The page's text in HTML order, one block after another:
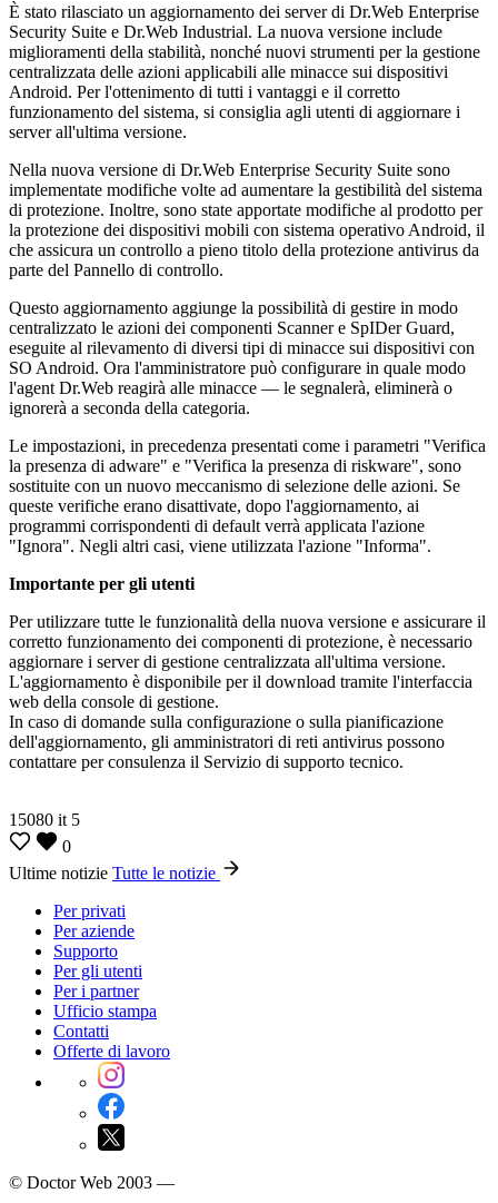
È stato rilasciato un aggiornamento dei server di Dr.Web Enterprise
Security Suite e Dr.Web Industrial. La nuova versione include
miglioramenti della stabilità, nonché nuovi strumenti per la gestione
centralizzata delle azioni applicabili alle minacce sui dispositivi
Android. Per l'ottenimento di tutti i vantaggi e il corretto
funzionamento del sistema, si consiglia agli utenti di aggiornare i
server all'ultima versione.
Nella nuova versione di Dr.Web Enterprise Security Suite sono
implementate modifiche volte ad aumentare la gestibilità del sistema
di protezione. Inoltre, sono state apportate modifiche al prodotto per
la protezione dei dispositivi mobili con sistema operativo Android, il
che assicura un controllo a pieno titolo della protezione antivirus da
parte del Pannello di controllo.
Questo aggiornamento aggiunge la possibilità di gestire in modo
centralizzato le azioni dei componenti Scanner e SpIDer Guard,
eseguite al rilevamento di diversi tipi di minacce sui dispositivi con
SO Android. Ora l'amministratore può configurare in quale modo
l'agent Dr.Web reagirà alle minacce — le segnalerà, eliminerà o
ignorerà a seconda della categoria.
Le impostazioni, in precedenza presentati come i parametri "Verifica
la presenza di adware" e "Verifica la presenza di riskware", sono
sostituite con un nuovo meccanismo di selezione delle azioni. Se
queste verifiche erano disattivate, dopo l'aggiornamento, ai
programmi corrispondenti di default verrà applicata l'azione
"Ignora". Negli altri casi, viene utilizzata l'azione "Informa".
Importante per gli utenti
Per utilizzare tutte le funzionalità della nuova versione e assicurare il
corretto funzionamento dei componenti di protezione, è necessario
aggiornare i server di gestione centralizzata all'ultima versione.
L'aggiornamento è disponibile per il download tramite l'interfaccia
web della console di gestione.
In caso di domande sulla configurazione o sulla pianificazione
dell'aggiornamento, gli amministratori di reti antivirus possono
contattare per consulenza il Servizio di supporto tecnico.
15080 it 5
0
Ultime notizie Tutte le notizie
Per privati
Per aziende
Supporto
Per gli utenti
Per i partner
Ufficio stampa
Contatti
Offerte di lavoro
© Doctor Web 2003 —